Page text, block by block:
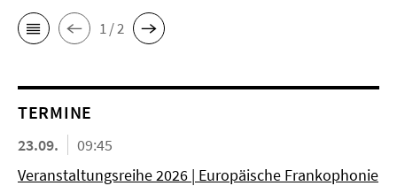
1 / 2
TERMINE
23.09.
09:45
Veranstaltungsreihe 2026 | Europäische Frankophonie